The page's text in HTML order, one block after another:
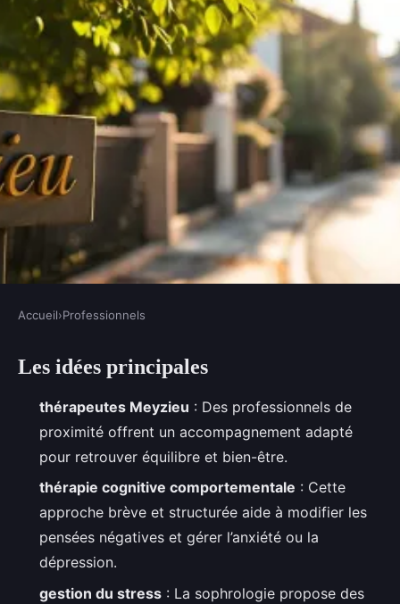
Trouvez le bon thérapeute à
Meyzieu pour vos besoins
spécifiques
Silvère 19/05/2026 07:20
Accueil›Professionnels
Les idées principales
thérapeutes Meyzieu : Des professionnels de
proximité offrent un accompagnement adapté
pour retrouver équilibre et bien-être.
thérapie cognitive comportementale : Cette
approche brève et structurée aide à modifier les
pensées négatives et gérer l’anxiété ou la
dépression.
gestion du stress : La sophrologie propose des